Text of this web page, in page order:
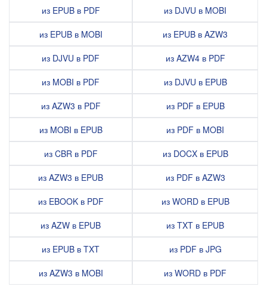
из EPUB в PDF
из EPUB в MOBI
из DJVU в PDF
из MOBI в PDF
из AZW3 в PDF
из MOBI в EPUB
из CBR в PDF
из AZW3 в EPUB
из EBOOK в PDF
из AZW в EPUB
из EPUB в TXT
из AZW3 в MOBI
из DJVU в MOBI
из EPUB в AZW3
из AZW4 в PDF
из DJVU в EPUB
из PDF в EPUB
из PDF в MOBI
из DOCX в EPUB
из PDF в AZW3
из WORD в EPUB
из TXT в EPUB
из PDF в JPG
из WORD в PDF